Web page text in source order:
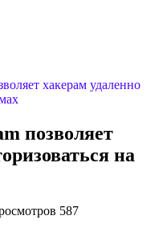
хакерам удаленно
позволяет
на
587